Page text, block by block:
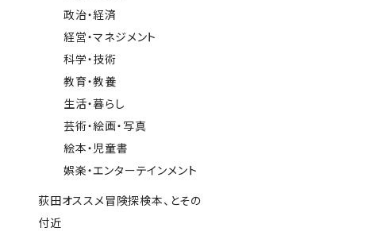
政治・経済
経営・マネジメント
科学・技術
教育・教養
生活・暮らし
芸術・絵画・写真
絵本・児童書
娯楽・エンターテインメント
荻田オススメ冒険探検本、とその
付近